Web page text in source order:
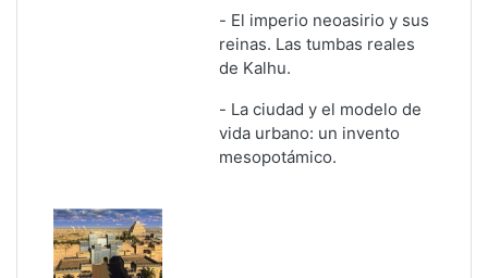
- El imperio neoasirio y sus
reinas. Las tumbas reales
de Kalhu.
- La ciudad y el modelo de
vida urbano: un invento
mesopotámico.